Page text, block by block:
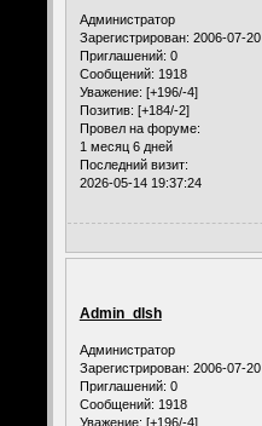
Администратор
Зарегистрирован: 2006-07-20
Приглашений: 0
Сообщений: 1918
Уважение: [+196/-4]
Позитив: [+184/-2]
Провел на форуме:
1 месяц 6 дней
Последний визит:
2026-05-14 19:37:24
Admin_dlsh
Администратор
Зарегистрирован: 2006-07-20
Приглашений: 0
Сообщений: 1918
Уважение: [+196/-4]